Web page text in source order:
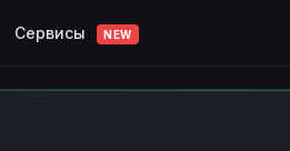
Сервисы NEW